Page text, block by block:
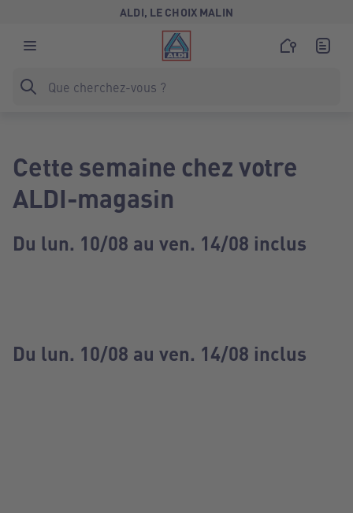
ALDI, LE CHOIX MALIN
Cette semaine chez votre
ALDI-magasin
Du lun. 10/08 au ven. 14/08 inclus
Du lun. 10/08 au ven. 14/08 inclus